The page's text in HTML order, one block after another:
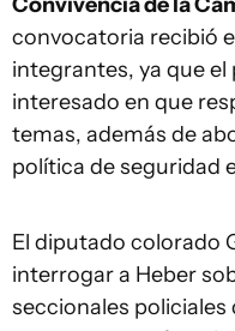
convocatoria recibió
integrantes, ya que
interesado en que
temas, además de
política de seguridad
El diputado colorado
interrogar a Heber
seccionales policiales